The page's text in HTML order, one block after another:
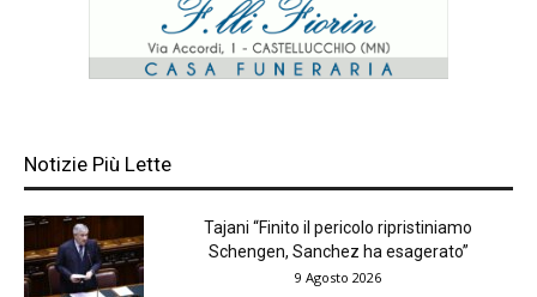
Notizie Più Lette
Tajani “Finito il pericolo ripristiniamo
Schengen, Sanchez ha esagerato”
9 Agosto 2026